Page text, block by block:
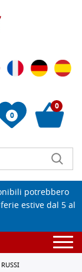
0
0
potrebbero
estive dal 5 al